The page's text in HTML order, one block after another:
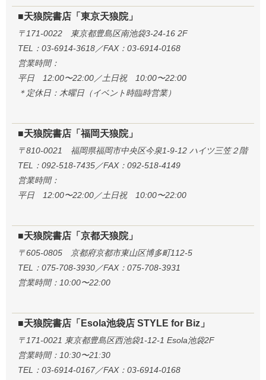
■天狼院書店「東京天狼院」
〒171-0022 東京都豊島区南池袋3-24-16 2F
TEL：03-6914-3618／FAX：03-6914-0168
営業時間：
平日 12:00〜22:00／土日祝 10:00〜22:00
＊定休日：木曜日（イベント時臨時営業）
■天狼院書店「福岡天狼院」
〒810-0021 福岡県福岡市中央区今泉1-9-12 ハイツ三笠２階
TEL：092-518-7435／FAX：092-518-4149
営業時間：
平日 12:00〜22:00／土日祝 10:00〜22:00
■天狼院書店「京都天狼院」
〒605-0805 京都府京都市東山区博多町112-5
TEL：075-708-3930／FAX：075-708-3931
営業時間：10:00〜22:00
■天狼院書店「Esola池袋店 STYLE for Biz」
〒171-0021 東京都豊島区西池袋1-12-1 Esola池袋2F
営業時間：10:30〜21:30
TEL：03-6914-0167／FAX：03-6914-0168